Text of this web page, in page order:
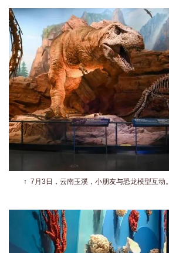
↑ 7月3日，云南玉溪，小朋友与恐龙模型互动。